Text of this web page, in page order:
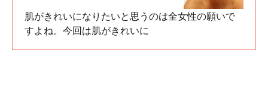
肌がきれいになりたいと思うのは全女性の願いで
すよね。今回は肌がきれいに